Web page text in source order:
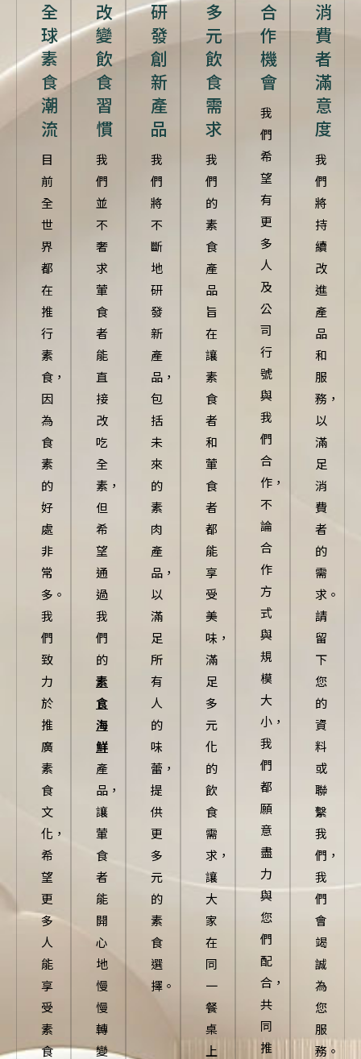
全
球
素
食
潮
流
目
前
全
世
界
都
在
推
行
素
食，
因
為
食
素
的
好
處
非
常
多。
我
們
致
力
於
推
廣
素
食
文
化，
希
望
更
多
人
能
享
受
素
食
改
變
飲
食
習
慣
我
們
並
不
奢
求
葷
食
者
能
直
接
改
吃
全
素，
但
希
望
通
過
我
們
的
素
食
海
鮮
產
品，
讓
葷
食
者
能
開
心
地
慢
慢
轉
變
研
發
創
新
產
品
我
們
將
不
斷
地
研
發
新
產
品，
包
括
未
來
的
素
肉
產
品，
以
滿
足
所
有
人
的
味
蕾，
提
供
更
多
元
的
素
食
選
擇。
多
元
飲
食
需
求
我
們
的
素
食
產
品
旨
在
讓
素
食
者
和
葷
食
者
都
能
享
受
美
味，
滿
足
多
元
化
的
飲
食
需
求，
讓
大
家
在
同
一
餐
桌
上
合
作
機
會
我
們
希
望
有
更
多
人
及
公
司
行
號
與
我
們
合
作，
不
論
合
作
方
式
與
規
模
大
小，
我
們
都
願
意
盡
力
與
您
們
配
合，
共
同
推
消
費
者
滿
意
度
我
們
將
持
續
改
進
產
品
和
服
務，
以
滿
足
消
費
者
的
需
求。
請
留
下
您
的
資
料
或
聯
繫
我
們，
我
們
會
竭
誠
為
您
服
務。